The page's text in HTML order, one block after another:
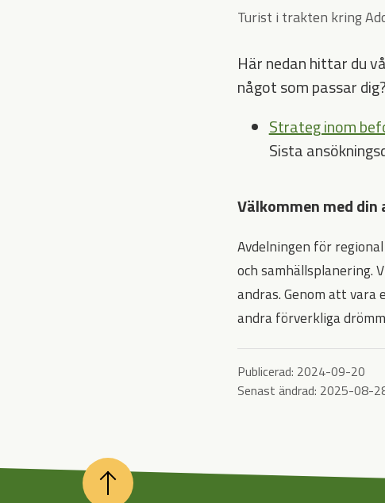
Turist i trakten kring
Här nedan hittar du
något som passar dig?
Strateg inom
Sista
Välkommen med din
Avdelningen för
och samhällsplanering.
andras. Genom att vara
andra förverkliga
Publicerad: 2024-09-20
Senast ändrad: 2025-08-